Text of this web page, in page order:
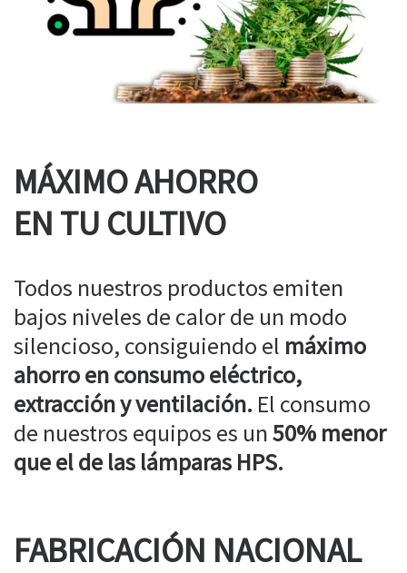
MÁXIMO AHORRO
EN TU CULTIVO
Todos nuestros productos emiten
bajos niveles de calor de un modo
silencioso, consiguiendo el máximo
ahorro en consumo eléctrico,
extracción y ventilación. El consumo
de nuestros equipos es un50% menor
que el de las lámparas HPS.
FABRICACIÓN NACIONAL